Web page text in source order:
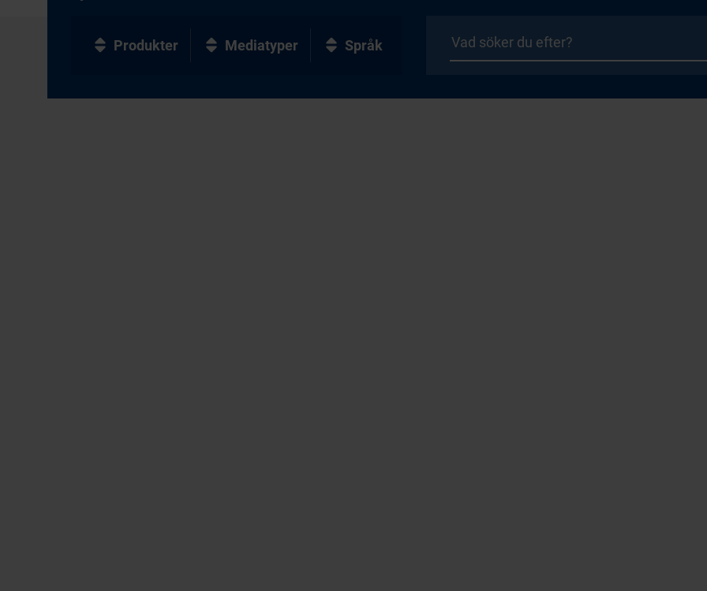
Produkter Mediatyper Språk